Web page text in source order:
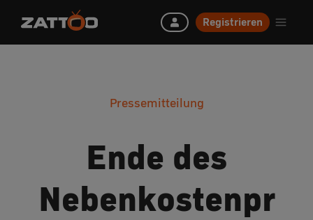
Registrieren
Pressemitteilung
Ende des
Nebenkostenpr